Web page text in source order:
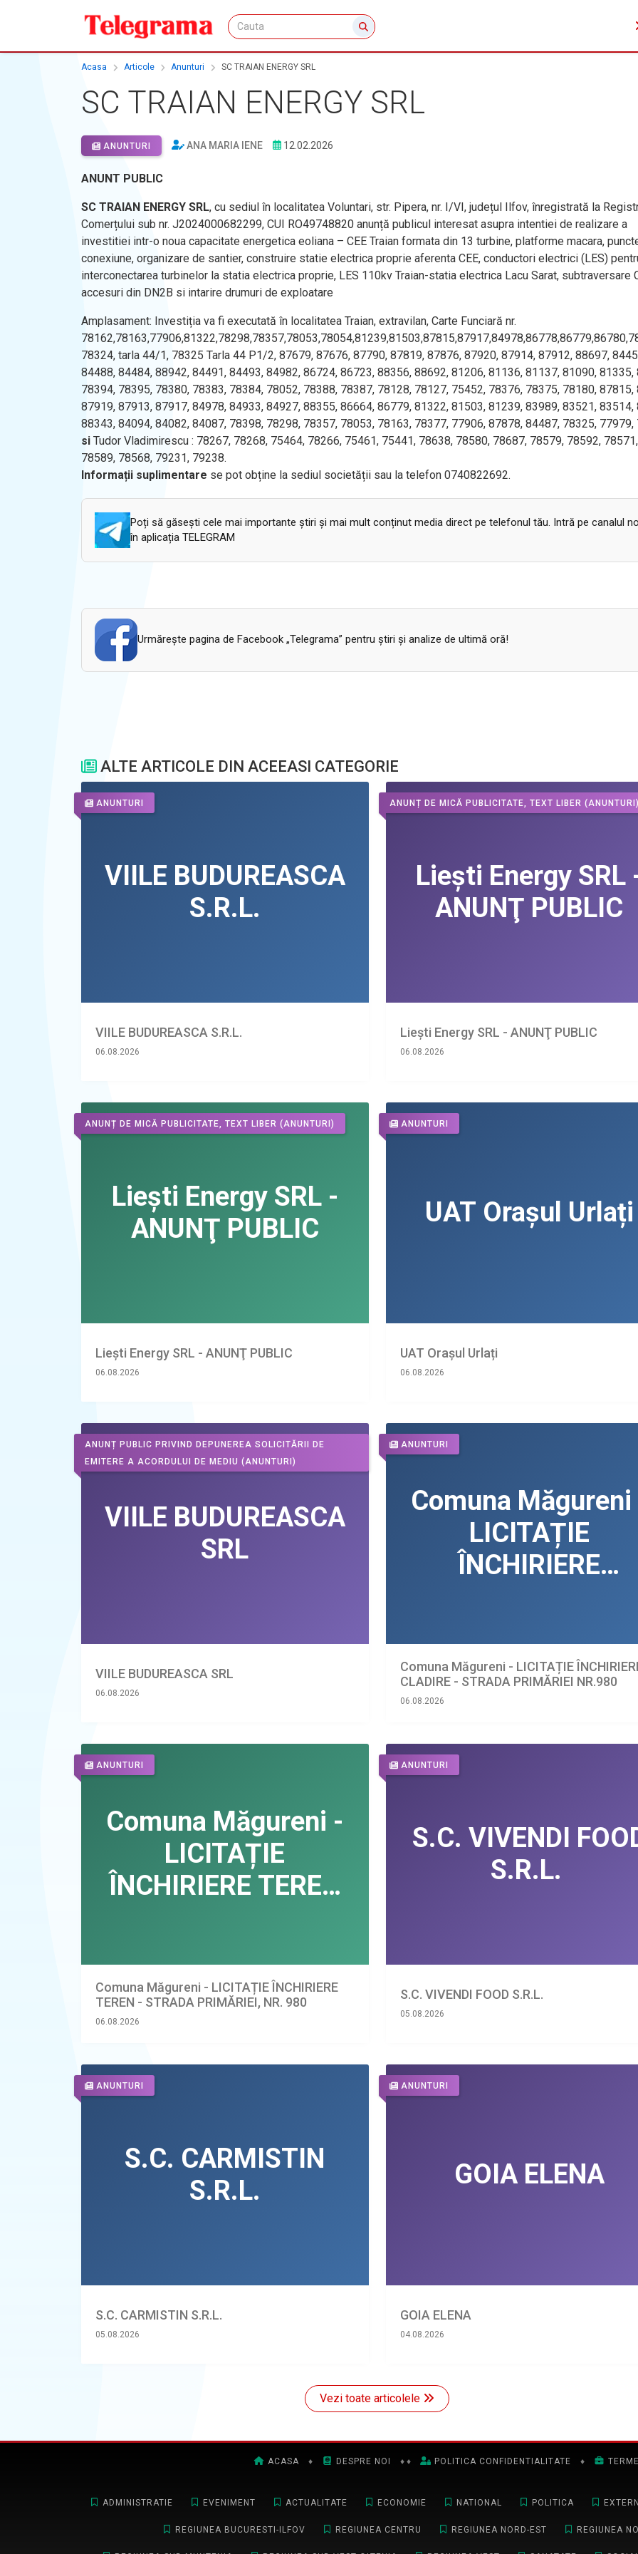
Acasa Articole Anunturi SC TRAIAN ENERGY SRL
SC TRAIAN ENERGY SRL
ANUNTURI ANA MARIA IENE 12.02.2026
ANUNT PUBLIC
SC TRAIAN ENERGY SRL, cu sediul în localitatea Voluntari, str. Pipera, nr. I/VI, județul Ilfov, înregistrată la
Comerțului sub nr. J2024000682299, CUI RO49748820 anunță publicul interesat asupra intentiei de realizare a
investitiei intr-o noua capacitate energetica eoliana – CEE Traian formata din 13 turbine, platforme macara,
conexiune, organizare de santier, construire statie electrica proprie aferenta CEE, conductori electrici (LES)
interconectarea turbinelor la statia electrica proprie, LES 110kv Traian-statia electrica Lacu Sarat, subtraversare
accesuri din DN2B si intarire drumuri de exploatare
Amplasament: Investiția va fi executată în localitatea Traian, extravilan, Carte Funciară nr.
78324, tarla 44/1, 78325 Tarla 44 P1/2, 87679, 87676, 87790, 87819, 87876, 87920, 87914, 87912, 88697,
84488, 84484, 88942, 84491, 84493, 84982, 86724, 86723, 88356, 88692, 81206, 81136, 81137, 81090, 81335,
78394, 78395, 78380, 78383, 78384, 78052, 78388, 78387, 78128, 78127, 75452, 78376, 78375, 78180, 87815,
87919, 87913, 87917, 84978, 84933, 84927, 88355, 86664, 86779, 81322, 81503, 81239, 83989, 83521, 83514,
88343, 84094, 84082, 84087, 78398, 78298, 78357, 78053, 78163, 78377, 77906, 87878, 84487, 78325, 77979,
si Tudor Vladimirescu : 78267, 78268, 75464, 78266, 75461, 75441, 78638, 78580, 78687, 78579, 78592, 78571,
78589, 78568, 79231, 79238.
Informații suplimentare se pot obține la sediul societății sau la telefon 0740822692.
Poți să găsești cele mai importante știri și mai mult conținut media direct pe telefonul tău. Intră pe canalul
în aplicația TELEGRAM
Urmăreşte pagina de Facebook „Telegrama” pentru ştiri şi analize de ultimă oră!
ALTE ARTICOLE DIN ACEEASI CATEGORIE
ANUNTURI
VIILE BUDUREASCA S.R.L.
06.08.2026
ANUNȚ DE MICĂ PUBLICITATE, TEXT LIBER
Liești Energy SRL - ANUNŢ PUBLIC
06.08.2026
ANUNȚ DE MICĂ PUBLICITATE, TEXT LIBER (ANUNTURI)
Liești Energy SRL - ANUNŢ PUBLIC
06.08.2026
ANUNTURI
UAT Orașul Urlați
06.08.2026
ANUNȚ PUBLIC PRIVIND DEPUNEREA SOLICITĂRII DE
EMITERE A ACORDULUI DE MEDIU (ANUNTURI)
VIILE BUDUREASCA SRL
06.08.2026
ANUNTURI
Comuna Măgureni - LICITAȚIE
CLADIRE - STRADA PRIMĂRIEI NR.980
06.08.2026
ANUNTURI
Comuna Măgureni - LICITAȚIE ÎNCHIRIERE
TEREN - STRADA PRIMĂRIEI, NR. 980
06.08.2026
ANUNTURI
S.C. VIVENDI FOOD S.R.L.
05.08.2026
ANUNTURI
S.C. CARMISTIN S.R.L.
05.08.2026
ANUNTURI
GOIA ELENA
04.08.2026
Vezi toate articolele
ACASA ♦ DESPRE NOI ♦ ♦ POLITICA CONFIDENTIALITATE ♦
ADMINISTRATIE EVENIMENT ACTUALITATE ECONOMIE NATIONAL POLITICA
REGIUNEA BUCURESTI-ILFOV REGIUNEA CENTRU REGIUNEA NORD-EST REGIUNEA